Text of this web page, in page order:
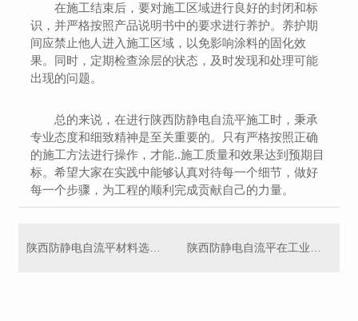
在施工结束后，要对施工区域进行良好的封闭和标
识，并严格按照产品说明书中的要求进行养护。养护期
间应禁止他人进入施工区域，以免影响涂料的固化效
果。同时，定期检查涂层的状态，及时发现和处理可能
出现的问题。
总的来说，在进行陕西防静电自流平施工时，秉承
专业态度和细致精神是至关重要的。只有严格按照正确
的施工方法进行操作，才能..施工质量和效果达到预期目
标。希望大家在实践中能够认真对待每一个细节，做好
每一个步骤，为工程的顺利完成贡献自己的力量。